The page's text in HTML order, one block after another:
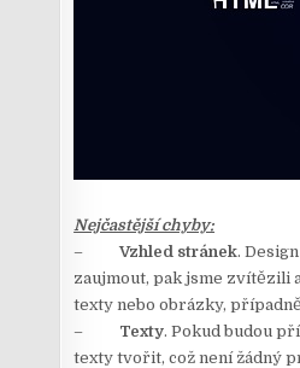
Nejčastější chyby:
–Vzhled stránek.
zaujmout, pak jsme zvítězili
texty nebo obrázky,
– Texty. Pokud budou
texty tvořit, což není žádný